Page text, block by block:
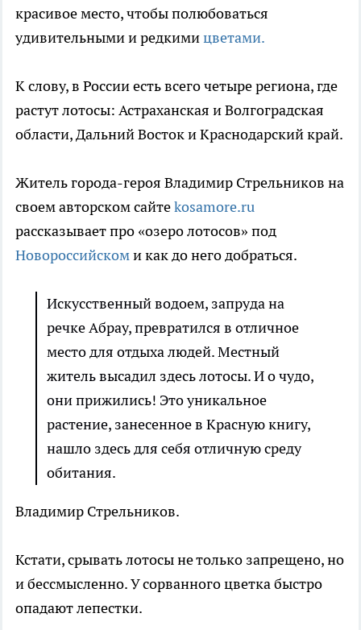
красивое место, чтобы полюбоваться
удивительными и редкимицветами.
К слову, в России есть всего четыре региона, где
растут лотосы: Астраханская и Волгоградская
области, Дальний Восток и Краснодарский край.
Житель города-героя Владимир Стрельников на
своем авторском сайтеkosamore.ru
рассказывает про «озеро лотосов» под
Новороссийскоми как до него добраться.
Искусственный водоем, запруда на
речке Абрау, превратился в отличное
место для отдыха людей. Местный
житель высадил здесь лотосы. И о чудо,
они прижились! Это уникальное
растение, занесенное в Красную книгу,
нашло здесь для себя отличную среду
обитания.
Владимир Стрельников.
Кстати, срывать лотосы не только запрещено, но
и бессмысленно. У сорванного цветка быстро
опадают лепестки.